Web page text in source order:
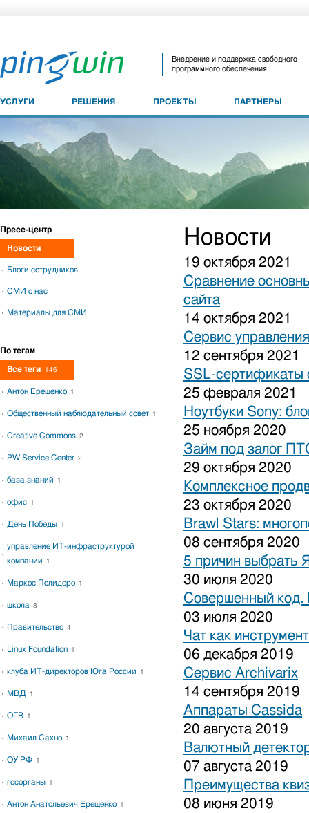
Внедрение и поддержка свободного
программного обеспечения
УСЛУГИ РЕШЕНИЯ ПРОЕКТЫ ПАРТНЕРЫ
Новости
19 октября 2021
Сравнение
сайта
14 октября 2021
Сервис
12 сентября 2021
SSL-сертификаты
25 февраля 2021
Ноутбуки Sony:
25 ноября 2020
Займ под залог
29 октября 2020
Комплексное
23 октября 2020
Brawl Stars:
08 сентября 2020
5 причин выбрать
30 июля 2020
Совершенный код.
03 июля 2020
Чат как
06 декабря 2019
Сервис Archivarix
14 сентября 2019
Аппараты Cassida
20 августа 2019
Валютный
07 августа 2019
Преимущества
08 июня 2019
Пресс-центр
Новости
Блоги сотрудников
СМИ о нас
Материалы для СМИ
По тегам
Все теги 146
Антон Ерещенко 1
Общественный наблюдательный совет 1
Creative Commons 2
PW Service Center 2
база знаний 1
офис 1
День Победы 1
управление ИТ-инфраструктурой
компании
1
Маркос Полидоро 1
школа 8
Правительство 4
Linux Foundation 1
клуба ИТ-директоров Юга России 1
МВД 1
ОГВ 1
Михаил Сахно 1
ОУ РФ 1
госорганы 1
Антон Анатольевич Ерещенко 1